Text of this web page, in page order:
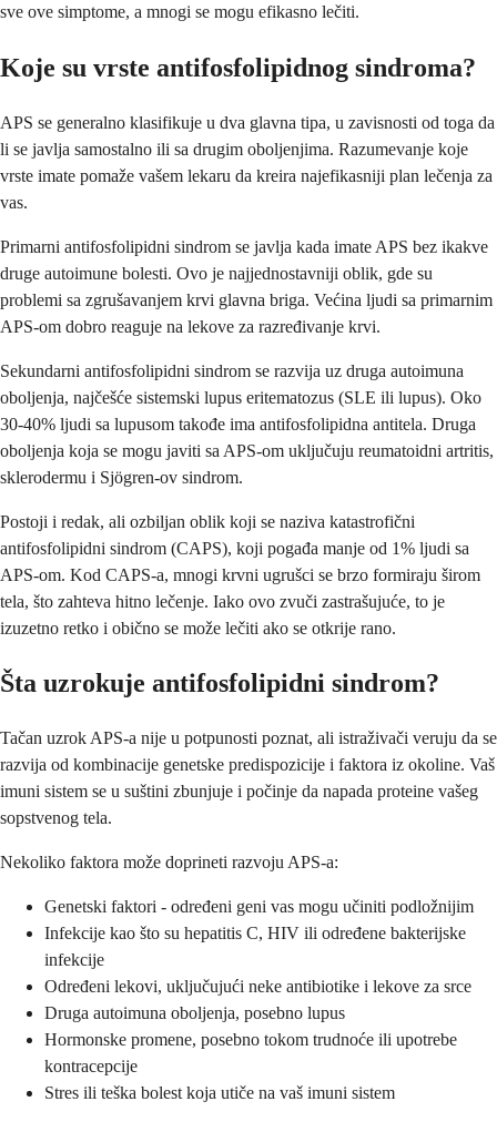
sve ove simptome, a mnogi se mogu efikasno lečiti.
Koje su vrste antifosfolipidnog sindroma?
APS se generalno klasifikuje u dva glavna tipa, u zavisnosti od toga da
li se javlja samostalno ili sa drugim oboljenjima. Razumevanje koje
vrste imate pomaže vašem lekaru da kreira najefikasniji plan lečenja za
vas.
Primarni antifosfolipidni sindrom se javlja kada imate APS bez ikakve
druge autoimune bolesti. Ovo je najjednostavniji oblik, gde su
problemi sa zgrušavanjem krvi glavna briga. Većina ljudi sa primarnim
APS-om dobro reaguje na lekove za razređivanje krvi.
Sekundarni antifosfolipidni sindrom se razvija uz druga autoimuna
oboljenja, najčešće sistemski lupus eritematozus (SLE ili lupus). Oko
30-40% ljudi sa lupusom takođe ima antifosfolipidna antitela. Druga
oboljenja koja se mogu javiti sa APS-om uključuju reumatoidni artritis,
sklerodermu i Sjögren-ov sindrom.
Postoji i redak, ali ozbiljan oblik koji se naziva katastrofični
antifosfolipidni sindrom (CAPS), koji pogađa manje od 1% ljudi sa
APS-om. Kod CAPS-a, mnogi krvni ugrušci se brzo formiraju širom
tela, što zahteva hitno lečenje. Iako ovo zvuči zastrašujuće, to je
izuzetno retko i obično se može lečiti ako se otkrije rano.
Šta uzrokuje antifosfolipidni sindrom?
Tačan uzrok APS-a nije u potpunosti poznat, ali istraživači veruju da se
razvija od kombinacije genetske predispozicije i faktora iz okoline. Vaš
imuni sistem se u suštini zbunjuje i počinje da napada proteine vašeg
sopstvenog tela.
Nekoliko faktora može doprineti razvoju APS-a:
Genetski faktori - određeni geni vas mogu učiniti podložnijim
Infekcije kao što su hepatitis C, HIV ili određene bakterijske
infekcije
Određeni lekovi, uključujući neke antibiotike i lekove za srce
Druga autoimuna oboljenja, posebno lupus
Hormonske promene, posebno tokom trudnoće ili upotrebe
kontracepcije
Stres ili teška bolest koja utiče na vaš imuni sistem